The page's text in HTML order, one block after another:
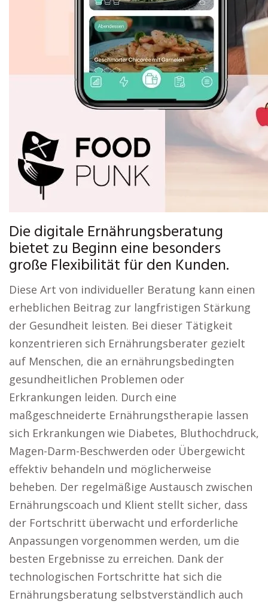
Die digitale Ernährungsberatung
bietet zu Beginn eine besonders
große Flexibilität für den Kunden.
Diese Art von individueller Beratung kann einen
erheblichen Beitrag zur langfristigen Stärkung
der Gesundheit leisten. Bei dieser Tätigkeit
konzentrieren sich Ernährungsberater gezielt
auf Menschen, die an ernährungsbedingten
gesundheitlichen Problemen oder
Erkrankungen leiden. Durch eine
maßgeschneiderte Ernährungstherapie lassen
sich Erkrankungen wie Diabetes, Bluthochdruck,
Magen-Darm-Beschwerden oder Übergewicht
effektiv behandeln und möglicherweise
beheben. Der regelmäßige Austausch zwischen
Ernährungscoach und Klient stellt sicher, dass
der Fortschritt überwacht und erforderliche
Anpassungen vorgenommen werden, um die
besten Ergebnisse zu erreichen. Dank der
technologischen Fortschritte hat sich die
Ernährungsberatung selbstverständlich auch